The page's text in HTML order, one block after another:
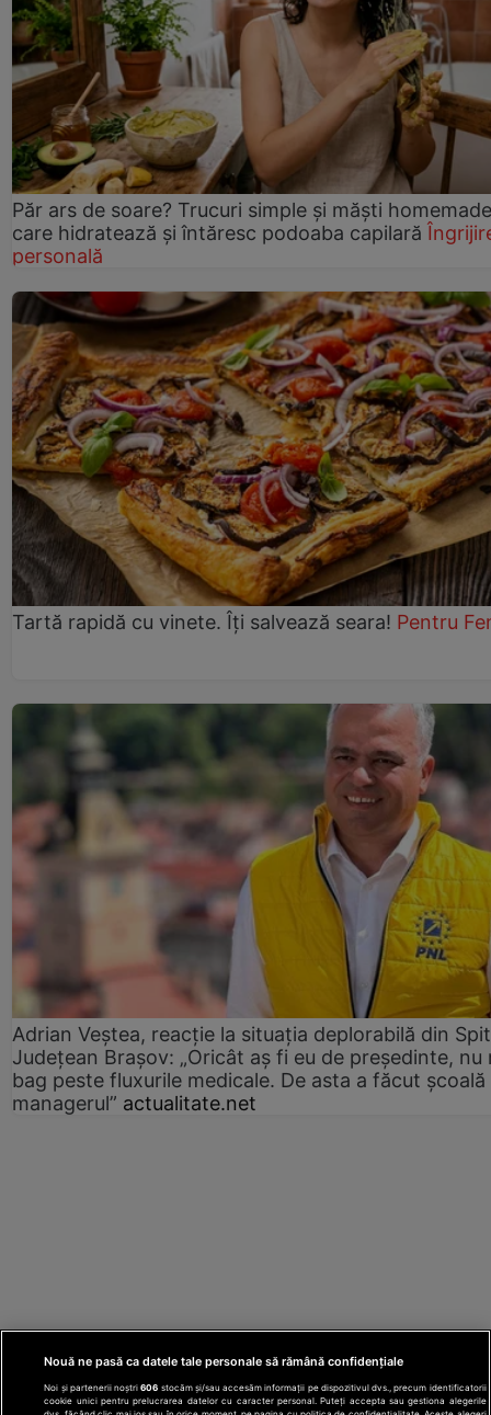
Păr ars de soare? Trucuri simple și măști homemade
care hidratează și întăresc podoaba capilară
personală
Tartă rapidă cu vinete. Îți salvează seara! Pentru
Adrian Veștea, reacție la situația deplorabilă din
Județean Brașov: „Oricât aș fi eu de președinte, nu
bag peste fluxurile medicale. De asta a făcut școală
managerul” actualitate.net
Nouă ne pasă ca datele tale personale să rămână confidențiale
Noi și partenerii noștri606 stocăm și/sau accesăm informații pe dispozitivul dvs., precum identificatorii
cookie unici pentru prelucrarea datelor cu caracter personal. Puteți accepta sau gestiona alegerile